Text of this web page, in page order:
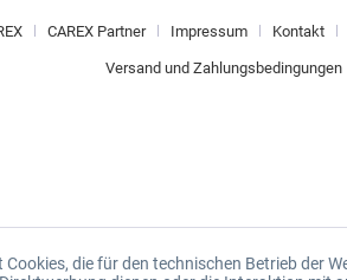
CAREX Partner Impressum Kontakt
Versand und Zahlungsbedingungen
Cookies, die für den technischen Betrieb der